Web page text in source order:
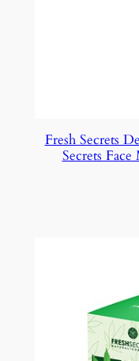
Fresh Secrets
Secrets